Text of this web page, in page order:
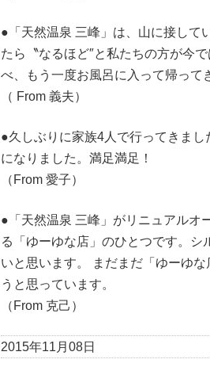
●「天然温泉 三峰」は、山に接して
たら〝なるほど″と私たちの方が今
べ、もう一度お風呂に入って帰って
（ From 義夫）
●久しぶりに家族4人で行ってきま
になりました。満足満足！
（From 愛子）
●「天然温泉 三峰」がリニュアルオ
る「ゆーゆな店」のひとつです。
いと思います。 まだまだ「ゆーゆ
うと思っています。
（From 克己）
2015年11月08日